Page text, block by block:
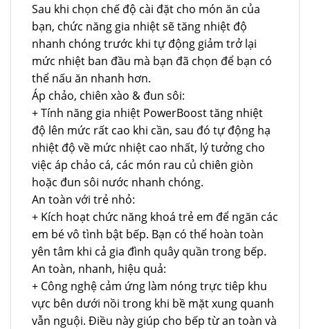
Sau khi chọn chế độ cài đặt cho món ăn của
bạn, chức năng gia nhiệt sẽ tăng nhiệt độ
nhanh chóng trước khi tự động giảm trở lại
mức nhiệt ban đầu mà bạn đã chọn để bạn có
thể nấu ăn nhanh hơn.
Áp chảo, chiên xào & đun sôi:
+ Tính năng gia nhiệt PowerBoost tăng nhiệt
độ lên mức rất cao khi cần, sau đó tự động hạ
nhiệt độ về mức nhiệt cao nhất, lý tưởng cho
việc áp chảo cá, các món rau củ chiên giòn
hoặc đun sôi nước nhanh chóng.
An toàn với trẻ nhỏ:
+ Kích hoạt chức năng khoá trẻ em để ngăn các
em bé vô tình bật bếp. Bạn có thể hoàn toàn
yên tâm khi cả gia đình quây quần trong bếp.
An toàn, nhanh, hiệu quả:
+ Công nghệ cảm ứng làm nóng trực tiêp khu
vực bên dưới nồi trong khi bề mặt xung quanh
vẫn nguội. Điều này giúp cho bếp từ an toàn và